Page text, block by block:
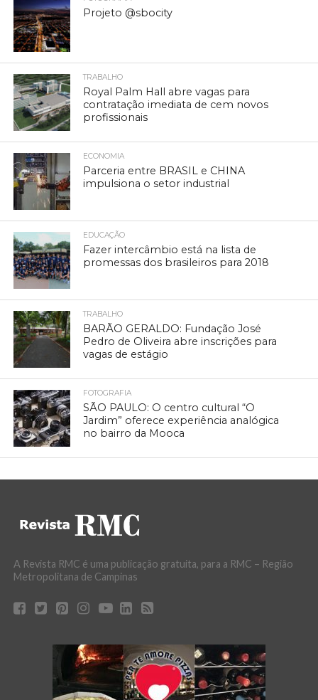
Projeto @sbocity
TRABALHO
Royal Palm Hall abre vagas para
contratação imediata de cem novos
profissionais
ECONOMIA
Parceria entre BRASIL e CHINA
impulsiona o setor industrial
EDUCAÇÃO
Fazer intercâmbio está na lista de
promessas dos brasileiros para 2018
TRABALHO
BARÃO GERALDO: Fundação José
Pedro de Oliveira abre inscrições para
vagas de estágio
FOTOGRAFIA
SÃO PAULO: O centro cultural “O
Jardim” oferece experiência analógica
no bairro da Mooca
A Revista RMC é uma publicação gratuita, para a RMC – Região
Metropolitana de Campinas